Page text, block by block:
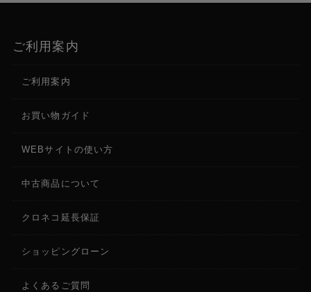
ご利用案内
ご利用案内
お買い物ガイド
WEBサイトの使い方
中古商品について
クロネコ延長保証
ショッピングローン
よくあるご質問